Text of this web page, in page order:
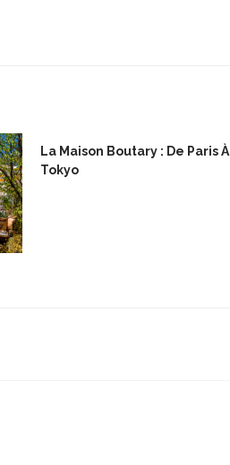
La Maison Boutary : De Paris À
Tokyo